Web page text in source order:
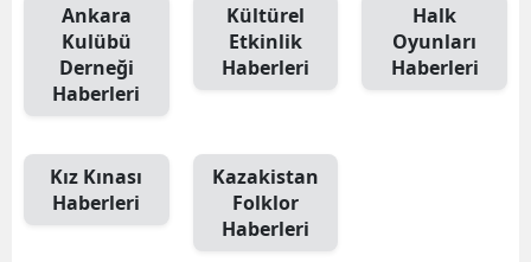
Ankara
Kulübü
Derneği
Haberleri
Kültürel
Etkinlik
Haberleri
Halk
Oyunları
Haberleri
Kız Kınası
Haberleri
Kazakistan
Folklor
Haberleri